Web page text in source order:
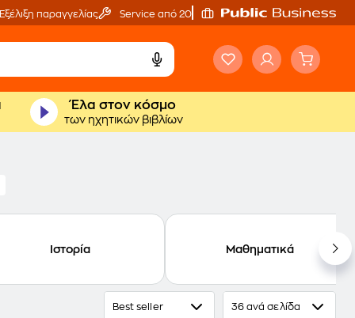
Εξέλιξη παραγγελίας Service από 20'
Έλα στον κόσμο
των ηχητικών βιβλίων
Ιστορία Μαθηματικά
Best seller 36 ανά σελίδα